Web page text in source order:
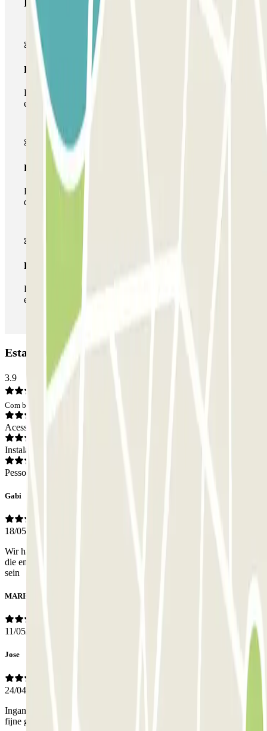
Produtos Parclick
Passe simples
Durante a sua estadia, só poderá entrar e sair do parque de
estacionamento uma vez.
Passe multiestacionamento
Durante a sua estadia, pode utilizar toda a rede de parques
de estacionamento deste operador disponível em Parclick.
Passe ilimitado
Durante a sua estadia, pode entrar e sair do parque de
estacionamento as vezes que quiser.
Estacionamento Parkbee Place Solvay: Opiniões
3.9
Com base em 16 opiniões
Acesso
Instalações
Pessoal
Gabi
18/05/2026
Wir hatten Schwierigkeiten, sowohl in der Mail als auch in der App
die entscheidende Schaltfläche zu finden. Die dürfte gern auffälliger
sein
MARIO
11/05/2026
Jose
24/04/2026
Ingang lastig re vinden en inrijden op kenteken werkte niet. Verder
fijne garage.